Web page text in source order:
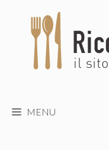
contenuto
MENU